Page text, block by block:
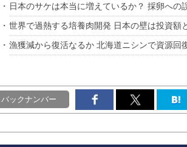
日本のサケは本当に増えているか？ 採卵への
世界で過熱する培養肉開発 日本の壁は投資額
漁獲減から復活なるか 北海道ニシンで資源回
バックナンバー